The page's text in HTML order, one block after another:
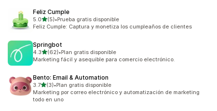
Feliz Cumple
5.0de 5 estrellas
(5)
5 reseñas en total
•Prueba gratis disponible
Feliz Cumple: Captura y monetiza los cumpleaños de clientes
Springbot
4.3de 5 estrellas
(62)
62 reseñas en total
•Plan gratis disponible
Marketing fácil y asequible para comercio electrónico.
Bento: Email & Automation
3.7de 5 estrellas
(3)
3 reseñas en total
•Plan gratis disponible
Marketing por correo electrónico y automatización de marketing
todo en uno